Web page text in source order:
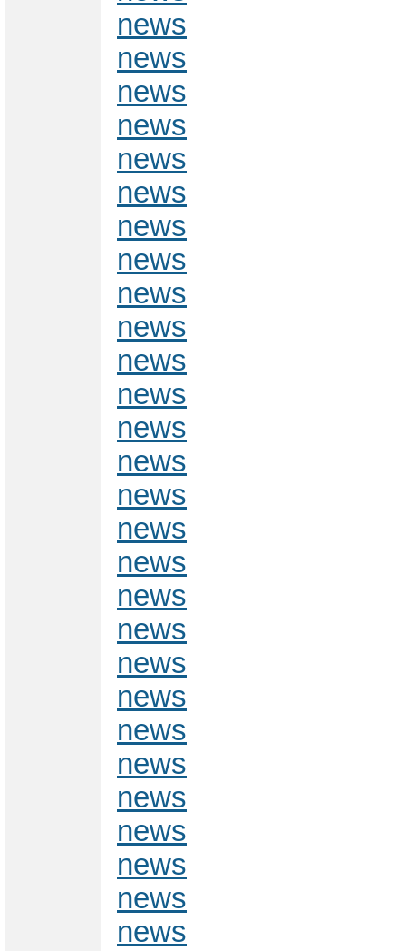
news
news
news
news
news
news
news
news
news
news
news
news
news
news
news
news
news
news
news
news
news
news
news
news
news
news
news
news